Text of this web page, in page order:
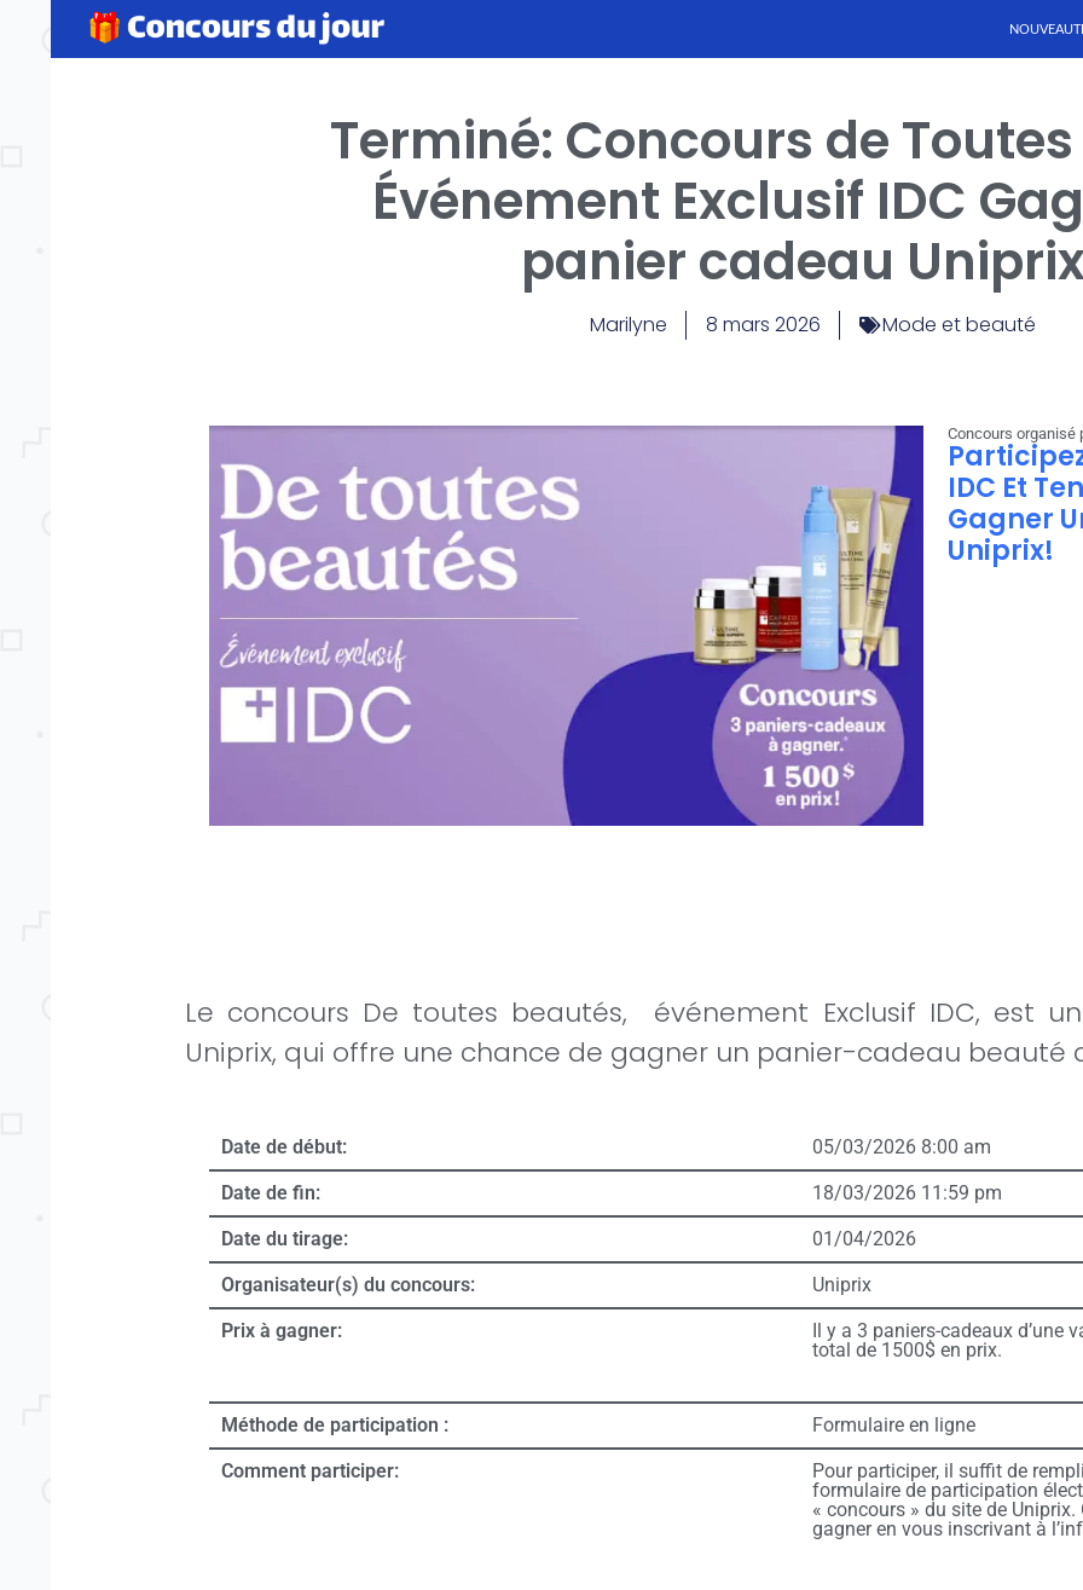
Terminé: Concours de
Événement Exclusif IDC
panier cadeau
Marilyne 8 mars 2026 Mode et beauté
Concours organisé
IDC Et
Gagner
Uniprix!
Le concours De toutes beautés, événement Exclusif IDC, est
Uniprix, qui offre une chance de gagner un panier-cadeau beauté
Date de début:
05/03/2026 8:00 am
Date de fin:
18/03/2026 11:59 pm
Date du tirage:
01/04/2026
Organisateur(s) du concours:
Uniprix
Prix à gagner:
Il y a 3 paniers-cadeaux d’une
total de 1500$ en prix.
Méthode de participation :
Formulaire en ligne
Comment participer:
Pour participer, il suffit de
formulaire de participation
« concours » du site de
gagner en vous inscrivant à